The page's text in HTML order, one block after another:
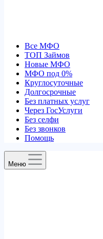
Все МФО
ТОП Займов
Новые МФО
МФО под 0%
Круглосуточные
Долгосрочные
Без платных услуг
Через ГосУслуги
Без селфи
Без звонков
Помощь
Меню